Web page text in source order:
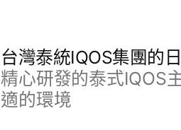
台灣泰統IQOS集團的
精心研發的泰式IQOS
適的環境